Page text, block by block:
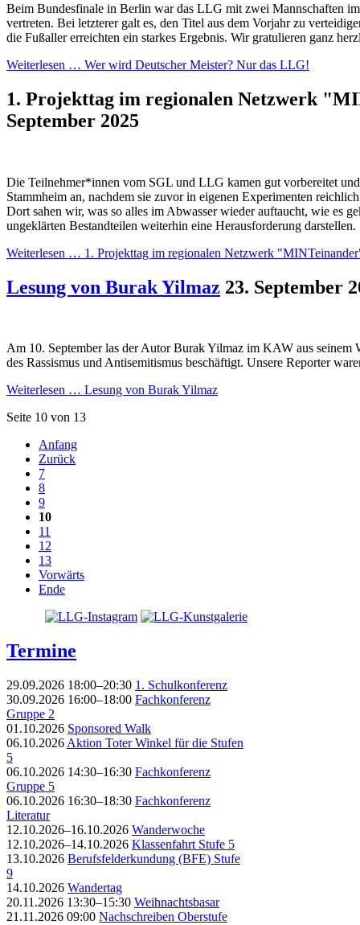
Beim Bundesfinale in Berlin war das LLG mit zwei Mannschaften
vertreten. Bei letzterer galt es, den Titel aus dem Vorjahr zu
die Fußaller erreichten ein starkes Ergebnis. Wir gratulieren ganz
Weiterlesen … Wer wird Deutscher Meister? Nur das LLG!
1. Projekttag im regionalen Netzwerk
September 2025
Die Teilnehmer*innen vom SGL und LLG kamen gut vorbereitet
Stammheim an, nachdem sie zuvor in eigenen Experimenten
Dort sahen wir, was so alles im Abwasser wieder auftaucht, wie es
ungeklärten Bestandteilen weiterhin eine Herausforderung darstellen.
Weiterlesen … 1. Projekttag im regionalen Netzwerk
Lesung von Burak Yilmaz 23. September
Am 10. September las der Autor Burak Yilmaz im KAW aus seinem
des Rassismus und Antisemitismus beschäftigt. Unsere Reporter
Weiterlesen … Lesung von Burak Yilmaz
Seite 10 von 13
Anfang
Zurück
7
8
9
10
11
12
13
Vorwärts
Ende
Termine
29.09.2026 18:00–20:30 1. Schulkonferenz
30.09.2026 16:00–18:00 Fachkonferenz
Gruppe 2
01.10.2026 Sponsored Walk
06.10.2026 Aktion Toter Winkel für die Stufen
5
06.10.2026 14:30–16:30 Fachkonferenz
Gruppe 5
06.10.2026 16:30–18:30 Fachkonferenz
Literatur
12.10.2026–16.10.2026 Wanderwoche
12.10.2026–14.10.2026 Klassenfahrt Stufe 5
13.10.2026 Berufsfelderkundung (BFE) Stufe
9
14.10.2026 Wandertag
20.11.2026 13:30–15:30 Weihnachtsbasar
21.11.2026 09:00 Nachschreiben Oberstufe